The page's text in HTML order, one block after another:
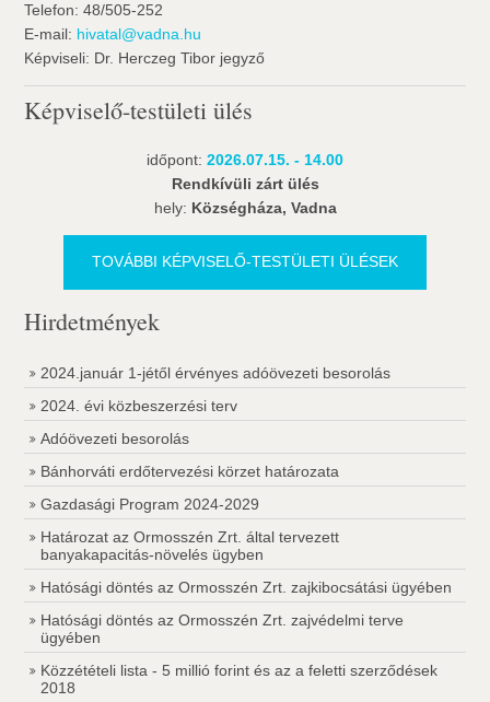
Telefon: 48/505-252
E-mail: hivatal@vadna.hu
Képviseli: Dr. Herczeg Tibor jegyző
Képviselő-testületi ülés
időpont: 2026.07.15. - 14.00
Rendkívüli zárt ülés
hely: Községháza, Vadna
TOVÁBBI KÉPVISELŐ-TESTÜLETI ÜLÉSEK
Hirdetmények
2024.január 1-jétől érvényes adóövezeti besorolás
2024. évi közbeszerzési terv
Adóövezeti besorolás
Bánhorváti erdőtervezési körzet határozata
Gazdasági Program 2024-2029
Határozat az Ormosszén Zrt. által tervezett
banyakapacitás-növelés ügyben
Hatósági döntés az Ormosszén Zrt. zajkibocsátási ügyében
Hatósági döntés az Ormosszén Zrt. zajvédelmi terve
ügyében
Közzétételi lista - 5 millió forint és az a feletti szerződések
2018